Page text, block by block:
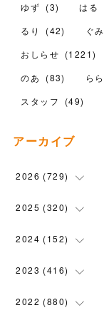
ゆず (3) はる
るり
(42) ぐみ
おしらせ (1221)
のあ
(83) らら
スタッフ
(49)
アーカイブ
2026 (729)
(20)
(104
( 110
( 119
2025 (320)
(90)
( 100
(72)
2024 (152)
(5 )
(5)
2023 (416)
(28)
2022 (880)